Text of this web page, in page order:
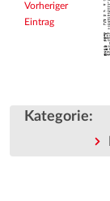
Vorheriger
Eintrag
Kategorie: